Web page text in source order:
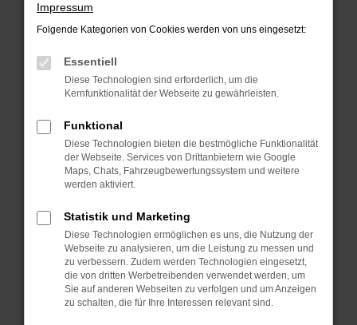
Beim Laden ist ein Fehler aufgetreten.
Hier sind ein paar Tipps, die dir helfen können:
Überprüfe deine Firewall und deine
Internetverbindung.
deine Suchmaschine?
Prüfe deine Browsererweiterungen.
Manche Erweiterungen, wie Werbeblocker,
können das Laden bestimmter Seiten
anderen Browser oder in einem privaten
Fenster?
Starte dein Gerät neu.
Das kann manchmal helfen,
vorübergehende Probleme zu beheben.
Impressum
Folgende Kategorien von Cookies werden von uns eingesetzt:
Essentiell
Diese Technologien sind erforderlich, um die
Kernfunktionalität der Webseite zu gewährleisten.
Funktional
Diese Technologien bieten die bestmögliche Funktionalität
der Webseite. Services von Drittanbietern wie Google
Maps, Chats, Fahrzeugbewertungssystem und weitere
werden aktiviert.
Statistik und Marketing
Diese Technologien ermöglichen es uns, die Nutzung der
Webseite zu analysieren, um die Leistung zu messen und
zu verbessern. Zudem werden Technologien eingesetzt,
die von dritten Werbetreibenden verwendet werden, um
Sie auf anderen Webseiten zu verfolgen und um Anzeigen
zu schalten, die für Ihre Interessen relevant sind.